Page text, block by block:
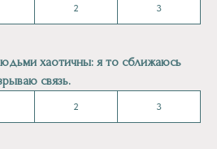
2 3
хаотичны: я то сближаюсь
связь.
2 3